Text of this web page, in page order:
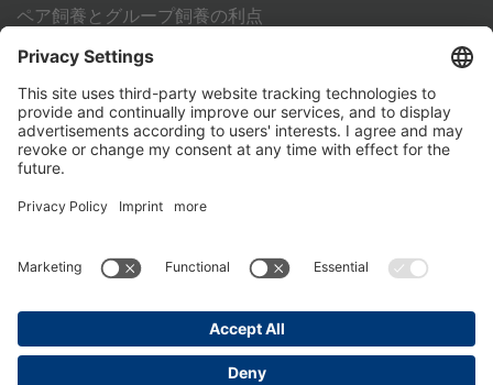
ペア飼養とグループ飼養の利点
標準化作業手順（SOP）で成功する子牛育成
その他
ﾚﾝﾗｸｻｷ
PartnerPortal
奥付